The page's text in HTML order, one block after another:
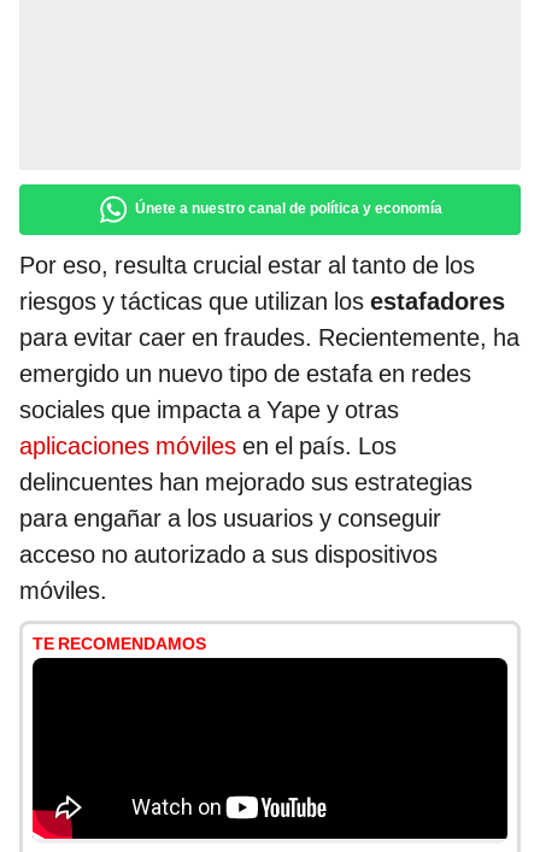
Únete a nuestro canal de política y economía
Por eso, resulta crucial estar al tanto de los
riesgos y tácticas que utilizan los estafadores
para evitar caer en fraudes. Recientemente, ha
emergido un nuevo tipo de estafa en redes
sociales que impacta a Yape y otras
aplicaciones móviles en el país. Los
delincuentes han mejorado sus estrategias
para engañar a los usuarios y conseguir
acceso no autorizado a sus dispositivos
móviles.
TE RECOMENDAMOS